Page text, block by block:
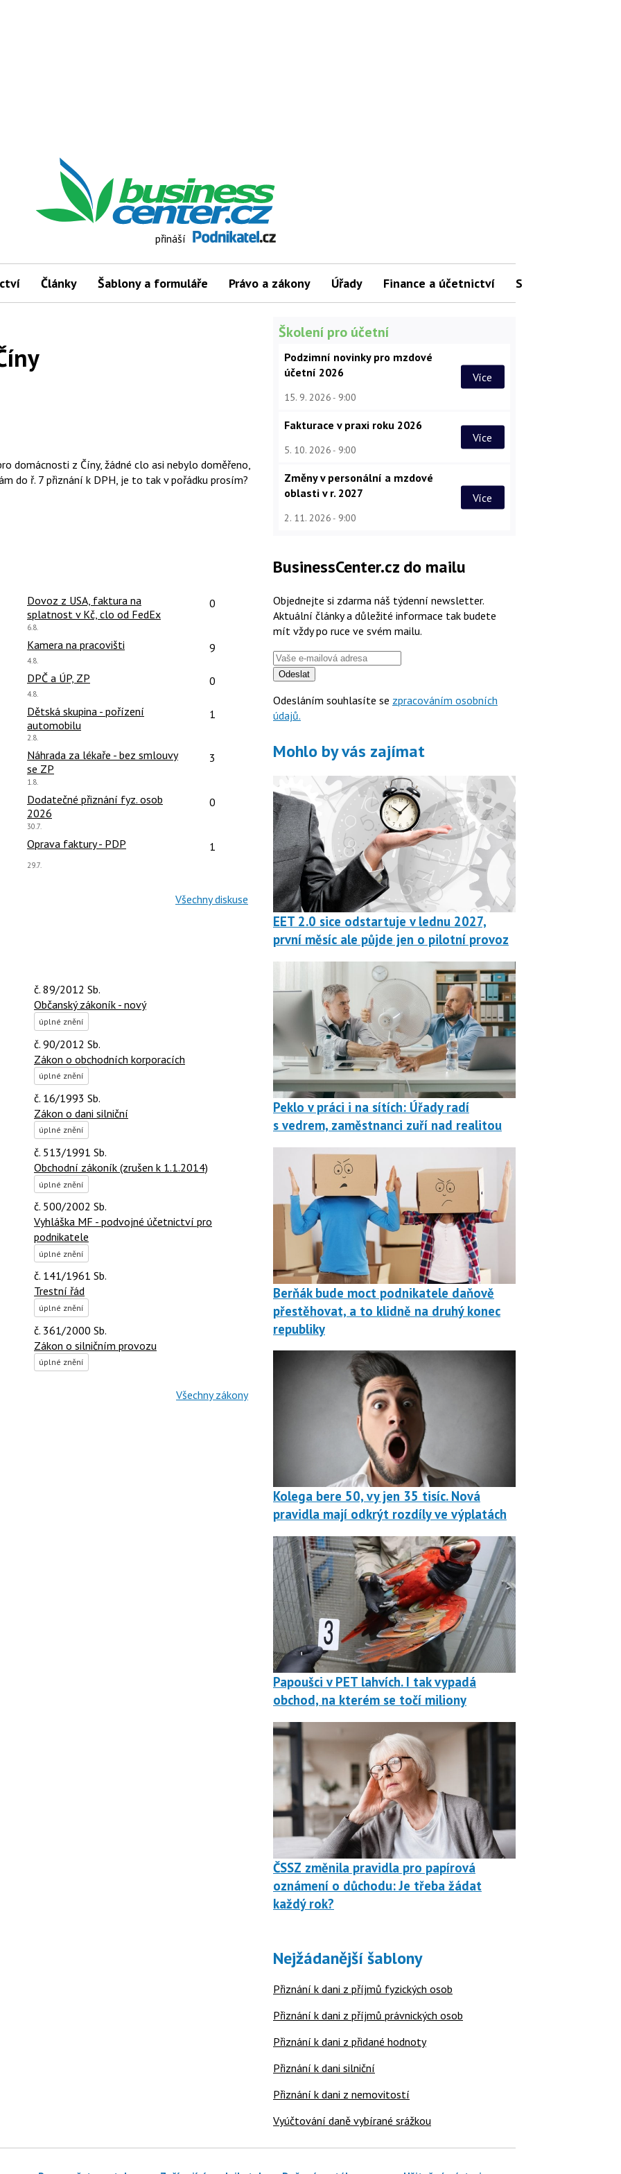
přináší
Články Šablony a formuláře Právo a zákony Úřady Finance a účetnictví Slovníček pojmů
domácnosti z Číny, žádné clo asi nebylo doměřeno,
do ř. 7 přiznání k DPH, je to tak v pořádku prosím?
reakcí:
Dovoz z USA, faktura na
splatnost v Kč, clo od FedEx
Počet reakcí:
0
Poslední
6.8.
reakcí:
Kamera na pracovišti Počet reakcí:
9
Poslední
4.8.
reakcí:
DPČ a ÚP, ZP Počet reakcí:
0
Poslední
4.8.
reakcí:
Dětská skupina - pořízení
automobilu
Počet reakcí:
1
Poslední
2.8.
reakcí:
Náhrada za lékaře - bez smlouvy
se ZP
Počet reakcí:
3
Poslední
1.8.
reakcí:
Dodatečné přiznání fyz. osob
2026
Počet reakcí:
0
Poslední
30.7.
reakcí:
Oprava faktury - PDP Počet reakcí:
1
Poslední
29.7.
Všechny diskuse
č. 89/2012 Sb.
Občanský zákoník - nový
úplné znění
č. 90/2012 Sb.
Zákon o obchodních korporacích
úplné znění
č. 16/1993 Sb.
Zákon o dani silniční
úplné znění
č. 513/1991 Sb.
Obchodní zákoník (zrušen k 1.1.2014)
úplné znění
č. 500/2002 Sb.
Vyhláška MF - podvojné účetnictví pro
podnikatele
úplné znění
č. 141/1961 Sb.
Trestní řád
úplné znění
č. 361/2000 Sb.
Zákon o silničním provozu
úplné znění
Všechny zákony
Školení pro účetní
Podzimní novinky pro mzdové
účetní 2026
15. 9. 2026 9:00
Více
Fakturace v praxi roku 2026
5. 10. 2026 9:00
Více
Změny v personální a mzdové
oblasti v r. 2027
2. 11. 2026 9:00
Více
BusinessCenter.cz do mailu
Objednejte si zdarma náš týdenní newsletter.
Aktuální články a důležité informace tak budete
mít vždy po ruce ve svém mailu.
Odeslat
Odesláním souhlasíte se zpracováním osobních
údajů.
Mohlo by vás zajímat
EET 2.0 sice odstartuje v lednu 2027,
první měsíc ale půjde jen o pilotní provoz
Peklo v práci i na sítích: Úřady radí
s vedrem, zaměstnanci zuří nad realitou
Berňák bude moct podnikatele daňově
přestěhovat, a to klidně na druhý konec
republiky
Kolega bere 50, vy jen 35 tisíc. Nová
pravidla mají odkrýt rozdíly ve výplatách
Papoušci v PET lahvích. I tak vypadá
obchod, na kterém se točí miliony
ČSSZ změnila pravidla pro papírová
oznámení o důchodu: Je třeba žádat
každý rok?
Nejžádanější šablony
Přiznání k dani z příjmů fyzických osob
Přiznání k dani z příjmů právnických osob
Přiznání k dani z přidané hodnoty
Přiznání k dani silniční
Přiznání k dani z nemovitostí
Vyúčtování daně vybírané srážkou